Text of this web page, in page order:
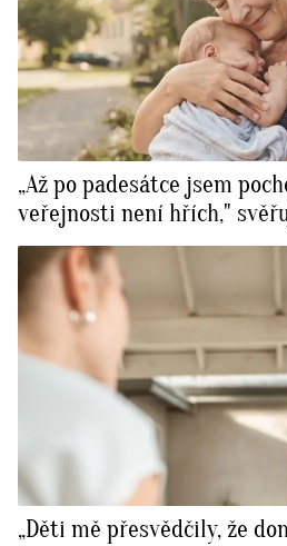
„Až po padesátce jsem
veřejnosti není hřích,"
„Děti mě přesvědčily, že